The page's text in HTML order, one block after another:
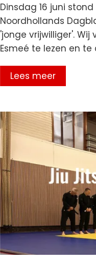
Dinsdag 16 juni
Noordhollands
'jonge vrijwilliger'.
Esmeé te lezen en te
Lees meer